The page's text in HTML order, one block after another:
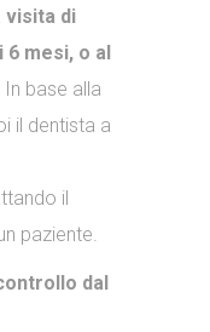
visita di
mesi, o al
In base alla
il dentista a
il
paziente.
dal